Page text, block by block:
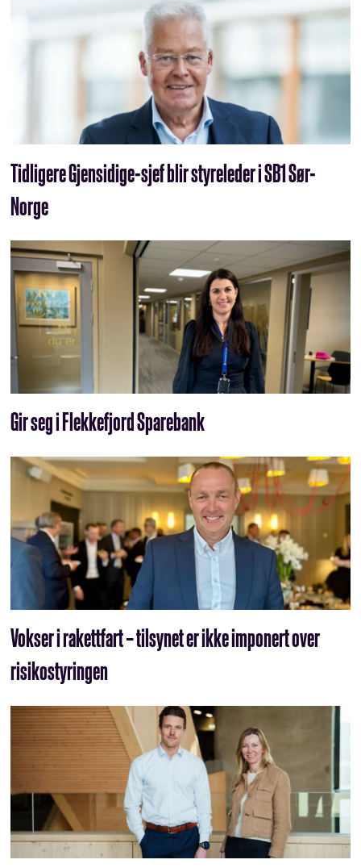
Tidligere Gjensidige-sjef blir styreleder i SB1 Sør-
Norge
Gir seg i Flekkefjord Sparebank
Vokser i rakettfart – tilsynet er ikke imponert over
risikostyringen